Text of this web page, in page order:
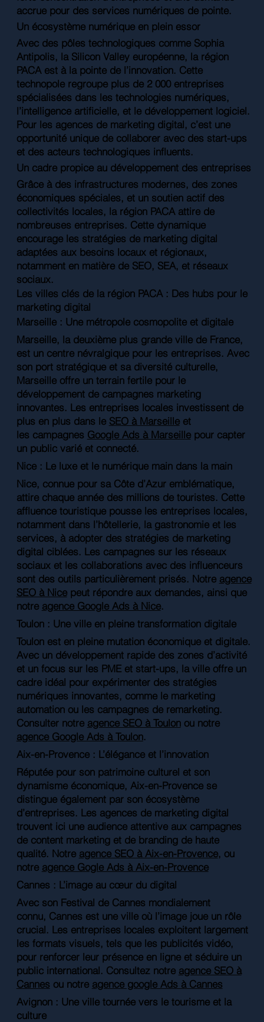
accrue pour des services numériques de pointe.
Un écosystème numérique en plein essor
Avec des pôles technologiques comme Sophia
Antipolis, la Silicon Valley européenne, la région
PACA est à la pointe de l’innovation. Cette
technopole regroupe plus de 2 000 entreprises
spécialisées dans les technologies numériques,
l’intelligence artificielle, et le développement logiciel.
Pour les agences de marketing digital, c’est une
opportunité unique de collaborer avec des start-ups
et des acteurs technologiques influents.
Un cadre propice au développement des entreprises
Grâce à des infrastructures modernes, des zones
économiques spéciales, et un soutien actif des
collectivités locales, la région PACA attire de
nombreuses entreprises. Cette dynamique
encourage les stratégies de marketing digital
adaptées aux besoins locaux et régionaux,
notamment en matière de SEO, SEA, et réseaux
sociaux.
Les villes clés de la région PACA : Des hubs pour le
marketing digital
Marseille : Une métropole cosmopolite et digitale
Marseille, la deuxième plus grande ville de France,
est un centre névralgique pour les entreprises. Avec
son port stratégique et sa diversité culturelle,
Marseille offre un terrain fertile pour le
développement de campagnes marketing
innovantes. Les entreprises locales investissent de
plus en plus dans le SEO à Marseilleet
les campagnes Google Ads à Marseillepour capter
un public varié et connecté.
Nice : Le luxe et le numérique main dans la main
Nice, connue pour sa Côte d’Azur emblématique,
attire chaque année des millions de touristes. Cette
affluence touristique pousse les entreprises locales,
notamment dans l’hôtellerie, la gastronomie et les
services, à adopter des stratégies de marketing
digital ciblées. Les campagnes sur les réseaux
sociaux et les collaborations avec des influenceurs
sont des outils particulièrement prisés. Notre agence
SEO à Nicepeut répondre aux demandes, ainsi que
notre agence Google Ads à Nice.
Toulon : Une ville en pleine transformation digitale
Toulon est en pleine mutation économique et digitale.
Avec un développement rapide des zones d’activité
et un focus sur les PME et start-ups, la ville offre un
cadre idéal pour expérimenter des stratégies
numériques innovantes, comme le marketing
automation ou les campagnes de remarketing.
Consulter notre agence SEO à Toulonou notre
agence Google Ads à Toulon.
Aix-en-Provence : L’élégance et l’innovation
Réputée pour son patrimoine culturel et son
dynamisme économique, Aix-en-Provence se
distingue également par son écosystème
d’entreprises. Les agences de marketing digital
trouvent ici une audience attentive aux campagnes
de content marketing et de branding de haute
qualité. Notre agence SEO à Aix-en-Provence, ou
notre agence Gogle Ads à Aix-en-Provence
Cannes : L’image au cœur du digital
Avec son Festival de Cannes mondialement
connu, Cannes est une ville où l’image joue un rôle
crucial. Les entreprises locales exploitent largement
les formats visuels, tels que les publicités vidéo,
pour renforcer leur présence en ligne et séduire un
public international. Consultez notre agence SEO à
Cannes ou notre agence google Ads à Cannes
Avignon : Une ville tournée vers le tourisme et la
culture